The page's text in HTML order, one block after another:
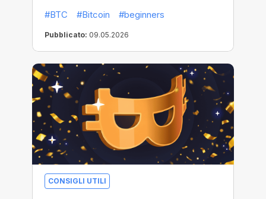
#BTC
#Bitcoin #beginners
Pubblicato: 09.05.2026
CONSIGLI UTILI